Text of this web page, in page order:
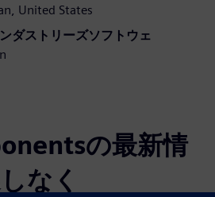
United States
ダストリーズソフトウェ
の最新情
なく